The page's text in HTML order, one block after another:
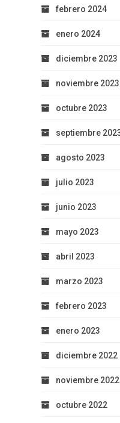
febrero 2024
enero 2024
diciembre 2023
noviembre 2023
octubre 2023
septiembre
agosto 2023
julio 2023
junio 2023
mayo 2023
abril 2023
marzo 2023
febrero 2023
enero 2023
diciembre 2022
noviembre 2022
octubre 2022